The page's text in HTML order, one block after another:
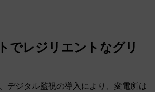
でレジリエントなグリ
デジタル監視の導入により、変電所は